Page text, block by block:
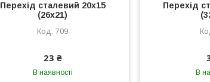
Перехід сталевий 20х15
(26х21)
709
23 ₴
В наявності
Перехід
В